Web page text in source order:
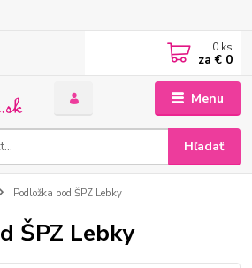
Menu
Hľadať
0 ks
za € 0
Podložka pod ŠPZ Lebky
ŠPZ Lebky